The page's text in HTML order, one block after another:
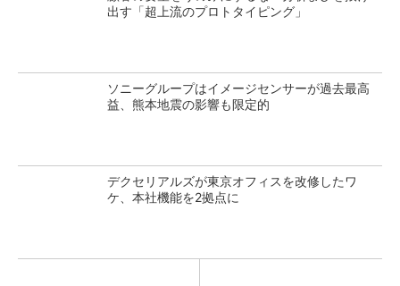
出す「超上流のプロトタイピング」
ソニーグループはイメージセンサーが過去最高
益、熊本地震の影響も限定的
デクセリアルズが東京オフィスを改修したワ
ケ、本社機能を2拠点に